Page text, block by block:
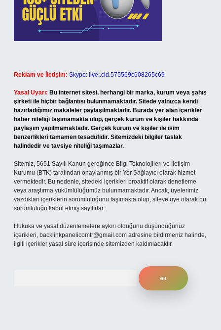
Reklam ve İletişim: Skype: live:.cid.575569c608265c69
Yasal Uyarı: Bu internet sitesi, herhangi bir marka, kurum veya şahıs
şirketi ile hiçbir bağlantısı bulunmamaktadır. Sitede yalnızca kendi
hazırladığımız makaleler paylaşılmaktadır. Burada yer alan içerikler
haber niteliği taşımamakta olup, gerçek kurum ve kişiler hakkında
paylaşım yapılmamaktadır. Gerçek kurum ve kişiler ile isim
benzerlikleri tamamen tesadüfidir. Sitemizdeki bilgiler taslak
halindedir ve tavsiye niteliği taşımazlar.
Sitemiz, 5651 Sayılı Kanun gereğince Bilgi Teknolojileri ve İletişim
Kurumu (BTK) tarafından onaylanmış bir Yer Sağlayıcı olarak hizmet
vermektedir. Bu nedenle, sitedeki içerikleri proaktif olarak denetleme
veya araştırma yükümlülüğümüz bulunmamaktadır. Ancak, üyelerimiz
yazdıkları içeriklerin sorumluluğunu taşımakta olup, siteye üye olarak bu
sorumluluğu kabul etmiş sayılırlar.
Hukuka ve yasal düzenlemelere aykırı olduğunu düşündüğünüz
içerikleri, backlinkpanelicomtr@gmail.com adresine bildirmeniz halinde,
ilgili içerikler yasal süre içerisinde sitemizden kaldırılacaktır.